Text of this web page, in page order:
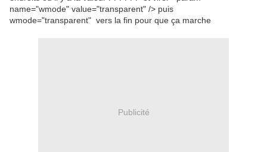
name="wmode" value="transparent" /> puis
wmode="transparent" vers la fin pour que ça marche
Publicité